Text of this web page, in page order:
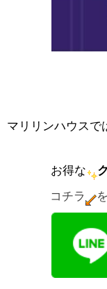
マリリンハウスで
お得な
コチラ